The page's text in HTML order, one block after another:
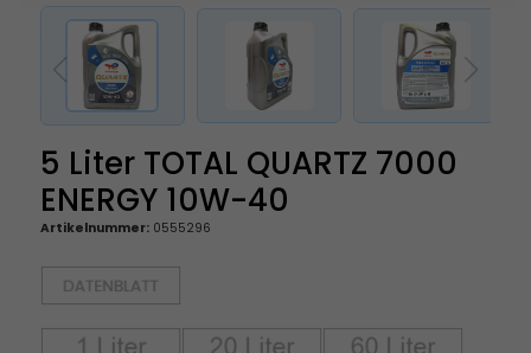
5 Liter TOTAL QUARTZ 7000
ENERGY 10W-40
Artikelnummer:0555296